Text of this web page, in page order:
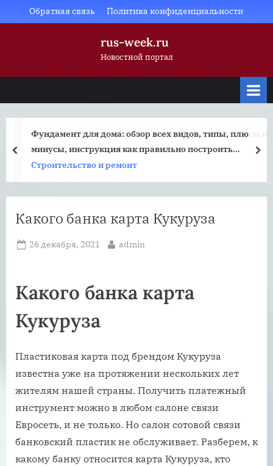
to
Обратная связь Политика конфиденциальности
rus-week.ru
Новостной портал
Фундамент для дома: обзор всех видов, типы, плюсы и
минусы, инструкция как правильно построить
фундамент для частного дома
Строительство и ремонт
prev
Какого банка карта Кукуруза
Posted
26 декабря, 2021 By
admin
Какого банка карта
Кукуруза
Пластиковая карта под брендом Кукуруза
известна уже на протяжении нескольких лет
жителям нашей страны. Получить платежный
инструмент можно в любом салоне связи
Евросеть, и не только. Но салон сотовой связи
банковский пластик не обслуживает. Разберем, к
какому банку относится карта Кукуруза, кто